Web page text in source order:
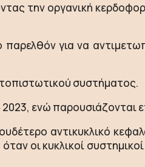
την οργανική
για να
συστήματος.
ενώ παρουσιάζονται
αντικυκλικό
οι κυκλικοί συστημικοί